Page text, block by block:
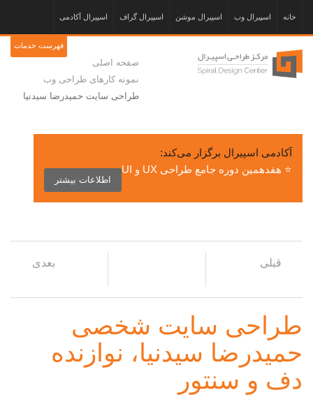
خانه اسپیرال وب اسپیرال موشن اسپیرال گراف اسپیرال آکادمی
فهرست خدمات
صفحه اصلی
نمونه کارهای طراحی وب
طراحی سایت حمیدرضا سیدنیا
آکادمی اسپیرال برگزار می‌کند:
⭐ هفدهمین دوره جامع طراحی UX و UI
اطلاعات بیشتر
قبلی بعدی
طراحی سایت شخصی
حمیدرضا سیدنیا، نوازنده
دف و سنتور